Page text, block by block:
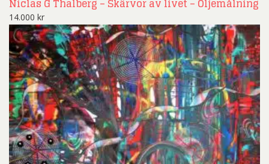
Niclas G Thalberg – Skärvor av livet – Oljemålning
14.000 kr